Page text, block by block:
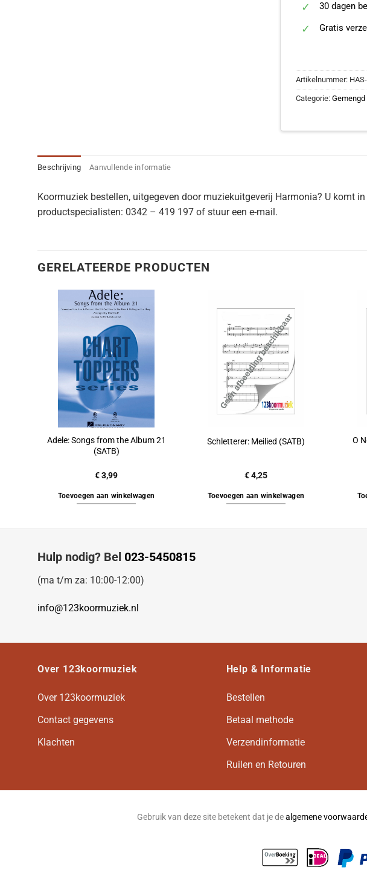
30 dagen
Gratis
Artikelnummer:
Categorie: Gemengd
Beschrijving Aanvullende informatie
Koormuziek bestellen, uitgegeven door muziekuitgeverij Harmonia? U komt
productspecialisten: 0342 – 419 197 of stuur een e-mail.
GERELATEERDE PRODUCTEN
Adele: Songs from the Album 21
(SATB)
€3,99
Toevoegen aan winkelwagen
Schletterer: Meilied (SATB)
€4,25
Toevoegen aan winkelwagen
O
Hulp nodig? Bel 023-5450815
(ma t/m za: 10:00-12:00)
info@123koormuziek.nl
Over 123koormuziek
Over 123koormuziek
Contact gegevens
Klachten
Help & Informatie
Bestellen
Betaal methode
Verzendinformatie
Ruilen en Retouren
Gebruik van deze site betekent dat je dealgemene